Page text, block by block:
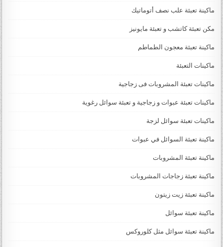
ماكينة تعبئة علب نصف أتوماتيك
مكن تعبئة كاتشب و تعبئة مايونيز
ماكينة تعبئة معجون الطماطم
ماكينات التعبئة
ماكينات تعبئة المشروبات فى زجاجية
ماكينات تعبئة عبوات و زجاجية و تعبئة سوائل رغوية
ماكينات تعبئة سوائل لزجة
‏‏‏ماكينة تعبئة السوائل في عبوات
ماكينة تعبئة المشروبات
ماكينة تعبئة زجاجات المشروبات
ماكينة تعبئة زيت زيتون
ماكينة تعبئة سوائل
ماكينة تعبئة سوائل مثل كلوروكس